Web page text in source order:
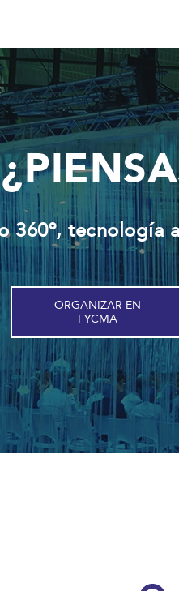
360º, tecnología
ORGANIZAR EN
FYCMA